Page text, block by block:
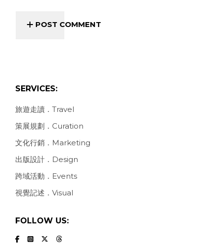
POST COMMENT
SERVICES:
旅遊走讀．Travel
策展規劃．Curation
文化行銷．Marketing
出版設計．Design
跨域活動．Events
視覺記述．Visual
FOLLOW US: